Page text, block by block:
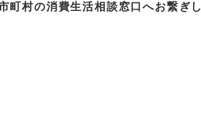
村の消費生活相談窓口へお繋ぎし